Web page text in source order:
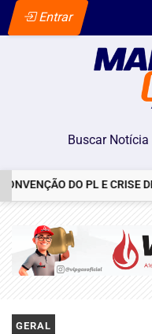
Entrar
DO PL E CRISE DE
GERAL